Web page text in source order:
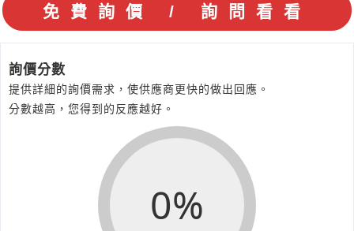
詢價分數
提供詳細的詢價需求，使供應商更快的做出回應。
分數越高，您得到的反應越好。
0%